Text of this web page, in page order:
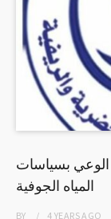
الوعي بسياسات
المياه الجوفية
BY 4 YEARSAGO